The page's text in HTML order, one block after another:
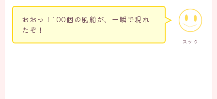
スック
おおっ！100個の風船が、一瞬で現れ
たぞ！